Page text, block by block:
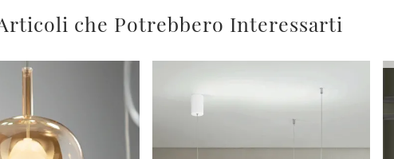
che Potrebbero Interessarti